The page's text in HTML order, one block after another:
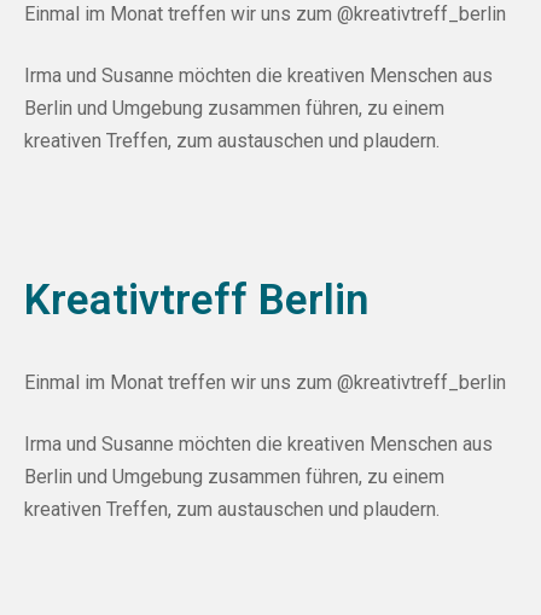
Einmal im Monat treffen wir uns zum @kreativtreff_berlin
Irma und Susanne möchten die kreativen Menschen aus
Berlin und Umgebung zusammen führen, zu einem
kreativen Treffen, zum austauschen und plaudern.
Kreativtreff Berlin
Einmal im Monat treffen wir uns zum @kreativtreff_berlin
Irma und Susanne möchten die kreativen Menschen aus
Berlin und Umgebung zusammen führen, zu einem
kreativen Treffen, zum austauschen und plaudern.